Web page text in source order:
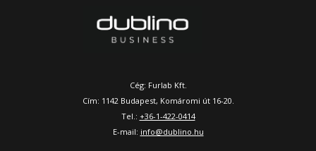
Cég: Furlab Kft.
Cím: 1142 Budapest, Komáromi út 16-20.
Tel.: +36-1-422-0414
E-mail: info@dublino.hu